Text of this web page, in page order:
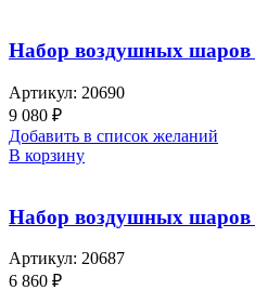
Набор воздушных шаров
Артикул: 20690
9 080 ₽
Добавить в список желаний
В корзину
Набор воздушных
Артикул: 20687
6 860 ₽